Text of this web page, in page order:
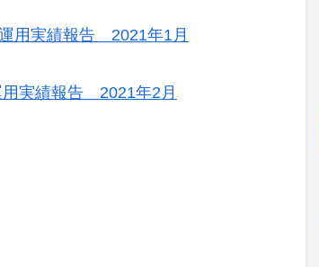
用実績報告 2021年1月
用実績報告 2021年2月